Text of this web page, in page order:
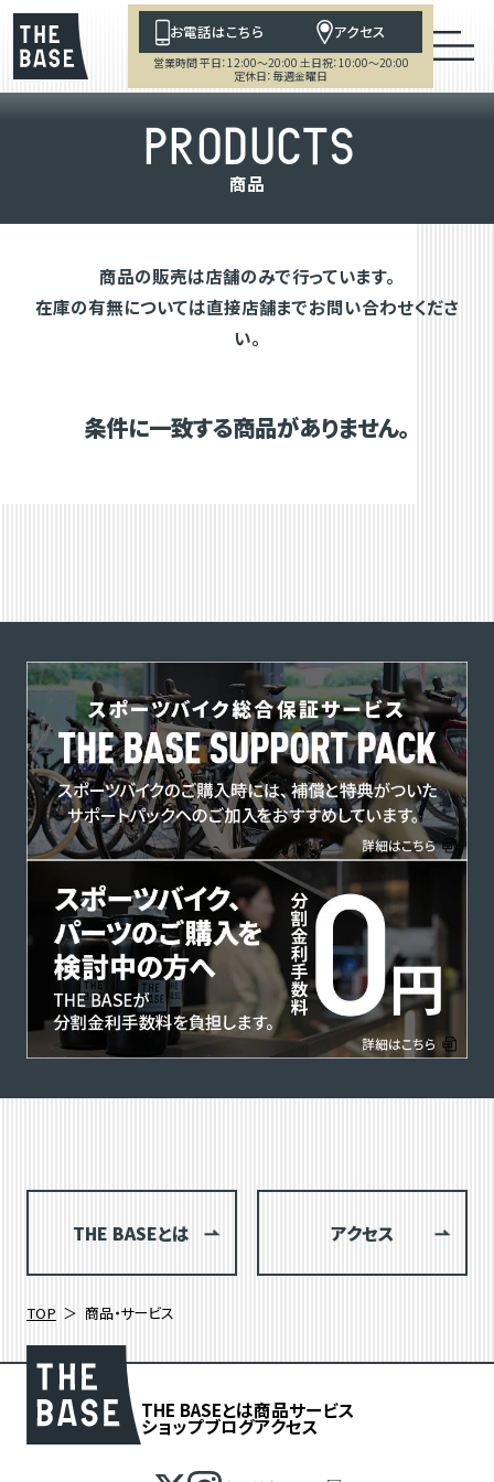
お電話はこちら アクセス
営業時間 平日：12:00～20:00 土日祝：10:00～20:00
定休日：毎週金曜日
PRODUCTS
商品
商品の販売は店舗のみで行っています。
在庫の有無については直接店舗までお問い合わせくださ
い。
条件に一致する商品がありません。
THE BASEとは アクセス
TOP 商品・サービス
THE BASEとは商品サービス
ショップブログアクセス